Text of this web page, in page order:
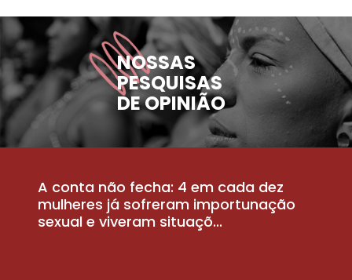
NOSSAS
PESQUISAS
DE OPINIÃO
A conta não fecha: 4 em cada dez
mulheres já sofreram importunação
sexual e viveram situaçõ...